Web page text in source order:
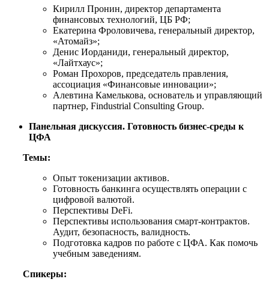
Кирилл Пронин, директор департамента
финансовых технологий, ЦБ РФ;
Екатерина Фроловичева, генеральный директор,
«Атомайз»;
Денис Иорданиди, генеральный директор,
«Лайтхаус»;
Роман Прохоров, председатель правления,
ассоциация «Финансовые инновации»;
Алевтина Камелькова, основатель и управляющий
партнер, Findustrial Consulting Group.
Панельная дискуссия. Готовность бизнес-среды к
ЦФА
Темы:
Опыт токенизации активов.
Готовность банкинга осуществлять операции с
цифровой валютой.
Перспективы DeFi.
Перспективы использования смарт-контрактов.
Аудит, безопасность, валидность.
Подготовка кадров по работе с ЦФА. Как помочь
учебным заведениям.
Спикеры: